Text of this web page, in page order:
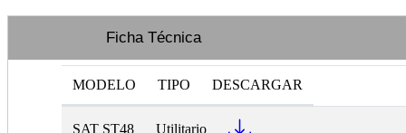
Ficha Técnica
MODELO TIPO DESCARGAR
SAT ST48 Utilitario